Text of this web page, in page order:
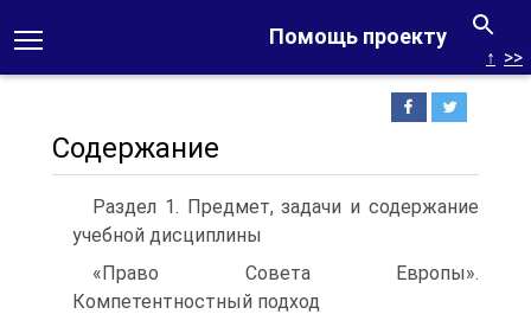
Помощь проекту
↑ >>
Содержание
Раздел 1. Предмет, задачи и содержание
учебной дисциплины
«Право Совета Европы».
Компетентностный подход